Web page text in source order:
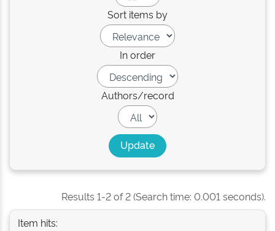
Sort items by
In order
Authors/record
Results 1-2 of 2 (Search time: 0.001 seconds).
Item hits: